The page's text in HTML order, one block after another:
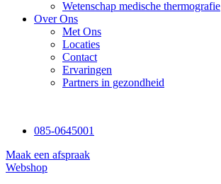
Wetenschap medische thermografie
Over Ons
Met Ons
Locaties
Contact
Ervaringen
Partners in gezondheid
085-0645001
Maak een afspraak
Webshop